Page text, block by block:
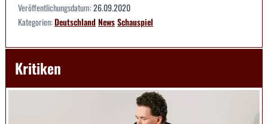
Veröffentlichungsdatum:26.09.2020
Kategorien:DeutschlandNewsSchauspiel
Kritiken